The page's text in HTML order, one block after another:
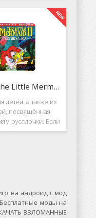
то, что эти 2 игры
разными людьми,
имеет общие
Disney's The Little Mermaid 2
детей, а также их
посвящённая
русалочки. Если
то её зовут Ариэль
на андроид с мод
моды на
ВЗЛОМАННЫЕ